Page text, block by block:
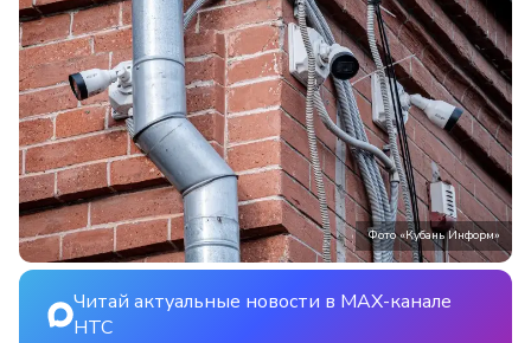
Фото «Кубань Информ»
Читай актуальные новости в MAX-канале
НТС